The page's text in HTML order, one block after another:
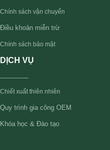
Chính sách vận chuyển
Điều khoản miễn trừ
Chính sách bảo mật
DỊCH VỤ
Chiết xuất thiên nhiên
Quy trình gia công OEM
Khóa học & Đào tạo